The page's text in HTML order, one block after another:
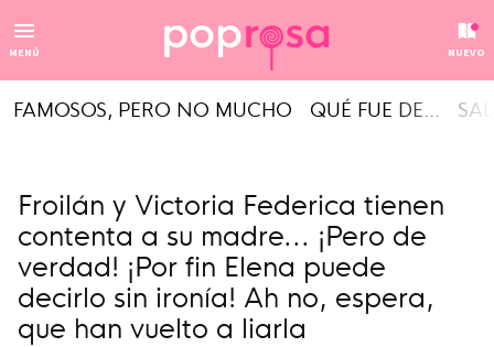
MENÚ NUEVO
FAMOSOS, PERO NO MUCHO QUÉ FUE DE...
Froilán y Victoria Federica tienen
contenta a su madre... ¡Pero de
verdad! ¡Por fin Elena puede
decirlo sin ironía! Ah no, espera,
que han vuelto a liarla